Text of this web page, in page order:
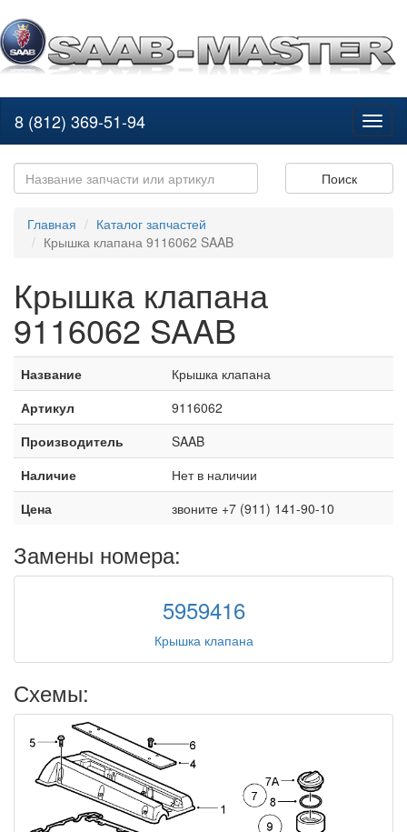
8 (812) 369-51-94
Поиск
Главная
Каталог запчастей
Крышка клапана 9116062 SAAB
Крышка клапана
9116062 SAAB
Название
Крышка клапана
Артикул
9116062
Производитель
SAAB
Наличие
Нет в наличии
Цена
звоните +7 (911) 141-90-10
Замены номера:
5959416
Крышка клапана
Схемы: